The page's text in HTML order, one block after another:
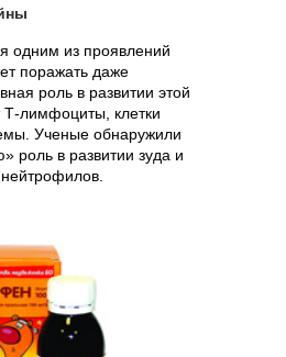
одним из проявлений
поражать даже
роль в развитии этой
Т-лимфоциты, клетки
Ученые обнаружили
роль в развитии зуда и
нейтрофилов.